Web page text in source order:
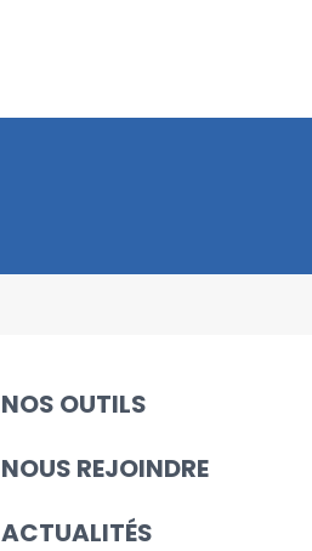
NOS OUTILS
NOUS REJOINDRE
ACTUALITÉS